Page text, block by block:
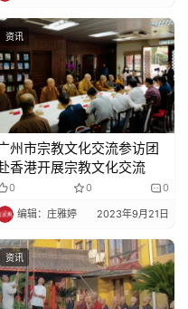
资讯
州市宗教文化交流参访团
香港开展宗教文化交流
0 0 0
编辑：庄雅婷 2023年9月21日
资讯